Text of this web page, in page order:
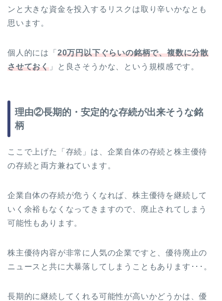
ンと大きな資金を投入するリスクは取り辛いかなとも
思います。
個人的には「 20万円以下ぐらいの銘柄で、複数に分散
させておく 」と良さそうかな、という規模感です。
理由②長期的・安定的な存続が出来そうな銘
柄
ここで上げた「存続」は、企業自体の存続と株主優待
の存続と両方兼ねています。
企業自体の存続が危うくなれば、株主優待を継続して
いく余裕もなくなってきますので、廃止されてしまう
可能性もあります。
株主優待内容が非常に人気の企業ですと、優待廃止の
ニュースと共に大暴落してしまうこともあります･･･。
長期的に継続してくれる可能性が高いかどうかは、優